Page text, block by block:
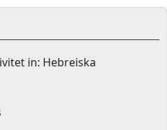
in: Hebreiska